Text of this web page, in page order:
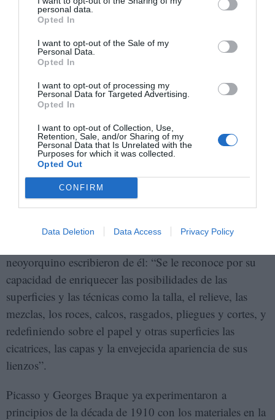
personal data.
Opted In
I want to opt-out of the Sale of my
Personal Data.
Opted In
I want to opt-out of processing my
Personal Data for Targeted Advertising.
Opted In
I want to opt-out of Collection, Use,
Retention, Sale, and/or Sharing of my
Personal Data that Is Unrelated with the
Purposes for which it was collected.
Opted Out
CONFIRM
Data Deletion Data Access Privacy Policy
Manuel Borja Villel, atendiendo a la prensa en la exposición, este
martes. A. M.
Tàpies siempre ha sido considerado como una fuerte
influencia en la historia del arte contemporáneo. Ya en
1991, antes de sus dos exposiciones en el Reina Sofía,
y con ocasión de una muestra en el Museo de Arte
neoyorquino escribieron de él: “Se le reconoce por su
capacidad de enriquecer las posibilidades de las
superficies y las técnicas como la talla, el relieve, las
mezclas, los roces, calcos, rasgados, pliegues y cortes, y
redefiniendo sobre el papel y otras superficies las
cicatrices, las capas y la envejecida apariencia de sus
lienzos”.
Picasso y Georges Braque ya experimentaron a
principios de la década de 1910 con los materiales en la